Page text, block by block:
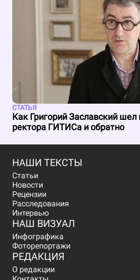
СТАТЬЯ
Как Григорий Заславский
ректора ГИТИСа и обратно
НАШИ ТЕКСТЫ
Статьи
Новости
Рецензии
Расследования
Интервью
НАШ ВИЗУАЛ
Инфографика
Фоторепортажи
РЕДАКЦИЯ
О редакции